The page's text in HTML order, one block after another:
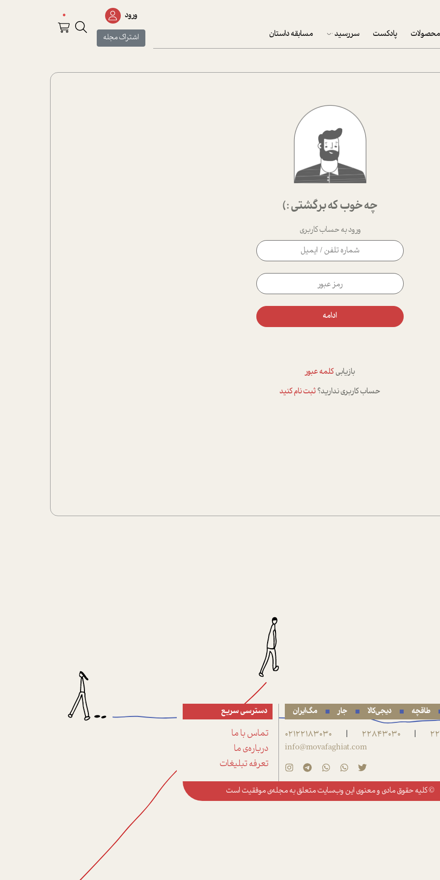
محصولات پادکست سررسید
پکيج نوروزي موفقيت
تقویم رومیزی
تقویم دیواری
مسابقه داستان
ورود
اشتراک مجله
0
چه خوب که برگشتی :)
ورود به حساب کاربری
ادامه
بازیابیکلمه عبور
حساب کاربری ندارید؟ثبت نام کنید
طاقچه دیجی‌کالا جار مگ‌ایران
|
22843030
|
02122183030
info@movafaghiat.com
دسترسی سریع
تماس با ما
درباره‌ی ما
تعرفه تبلیغات
© کلیه حقوق مادی و معنوی این وب‌سایت متعلق بهمجله‌ی موفقیتاست